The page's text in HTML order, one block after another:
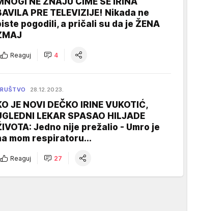
PRE TELEVIZIJE! Nikada ne
pogodili, a pričali su da je ŽENA
Reaguj 4
28.12.2023.
JE NOVI DEČKO IRINE VUKOTIĆ,
LEKAR SPASAO HILJADE
Jedno nije prežalio - Umro je
mom respiratoru...
Reaguj 27